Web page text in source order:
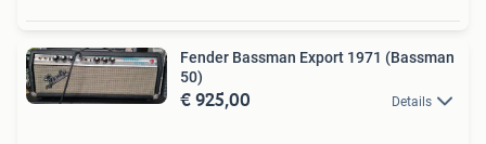
Fender Bassman Export 1971 (Bassman
50)
€ 925,00 Details